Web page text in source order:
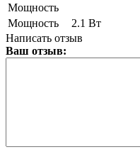
Мощность
Мощность
2.1 Вт
Написать отзыв
Ваш отзыв: